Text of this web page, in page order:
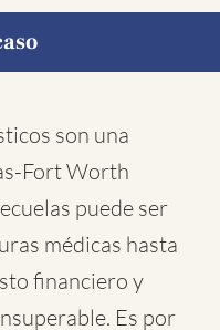
son una
Fort Worth
puede ser
médicas hasta
financiero y
Es por